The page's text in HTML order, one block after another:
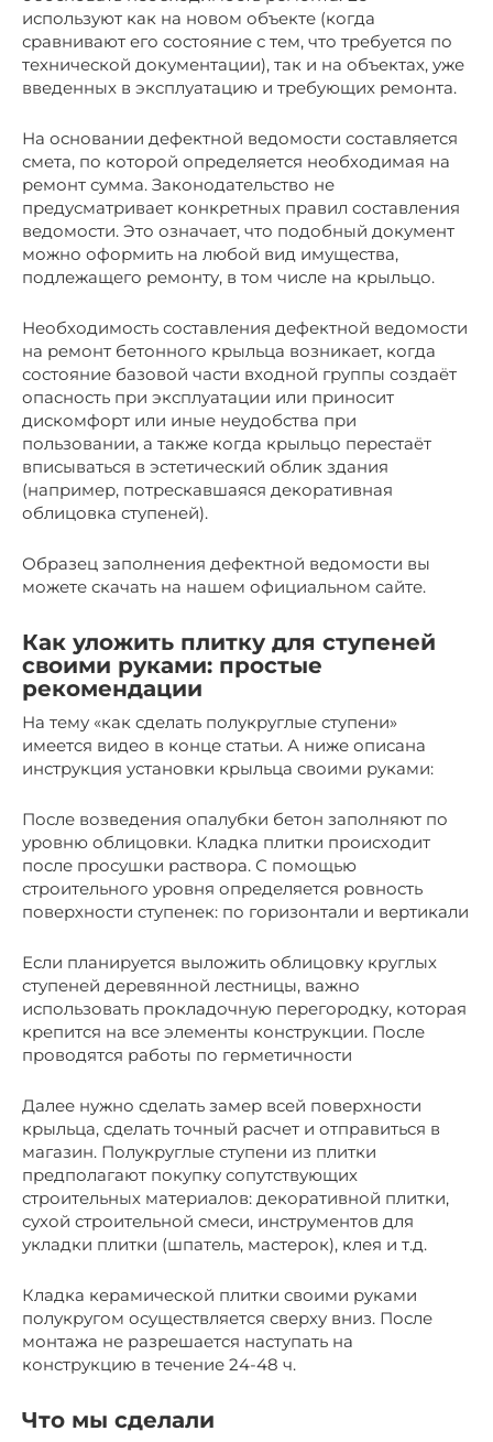
используют как на новом объекте (когда
сравнивают его состояние с тем, что требуется по
технической документации), так и на объектах, уже
введенных в эксплуатацию и требующих ремонта.
На основании дефектной ведомости составляется
смета, по которой определяется необходимая на
ремонт сумма. Законодательство не
предусматривает конкретных правил составления
ведомости. Это означает, что подобный документ
можно оформить на любой вид имущества,
подлежащего ремонту, в том числе на крыльцо.
Необходимость составления дефектной ведомости
на ремонт бетонного крыльца возникает, когда
состояние базовой части входной группы создаёт
опасность при эксплуатации или приносит
дискомфорт или иные неудобства при
пользовании, а также когда крыльцо перестаёт
вписываться в эстетический облик здания
(например, потрескавшаяся декоративная
облицовка ступеней).
Образец заполнения дефектной ведомости вы
можете скачать на нашем официальном сайте.
Как уложить плитку для ступеней
своими руками: простые
рекомендации
На тему «как сделать полукруглые ступени»
имеется видео в конце статьи. А ниже описана
инструкция установки крыльца своими руками:
После возведения опалубки бетон заполняют по
уровню облицовки. Кладка плитки происходит
после просушки раствора. С помощью
строительного уровня определяется ровность
поверхности ступенек: по горизонтали и вертикали
Если планируется выложить облицовку круглых
ступеней деревянной лестницы, важно
использовать прокладочную перегородку, которая
крепится на все элементы конструкции. После
проводятся работы по герметичности
Далее нужно сделать замер всей поверхности
крыльца, сделать точный расчет и отправиться в
магазин. Полукруглые ступени из плитки
предполагают покупку сопутствующих
строительных материалов: декоративной плитки,
сухой строительной смеси, инструментов для
укладки плитки (шпатель, мастерок), клея и т.д.
Кладка керамической плитки своими руками
полукругом осуществляется сверху вниз. После
монтажа не разрешается наступать на
конструкцию в течение 24-48 ч.
Что мы сделали